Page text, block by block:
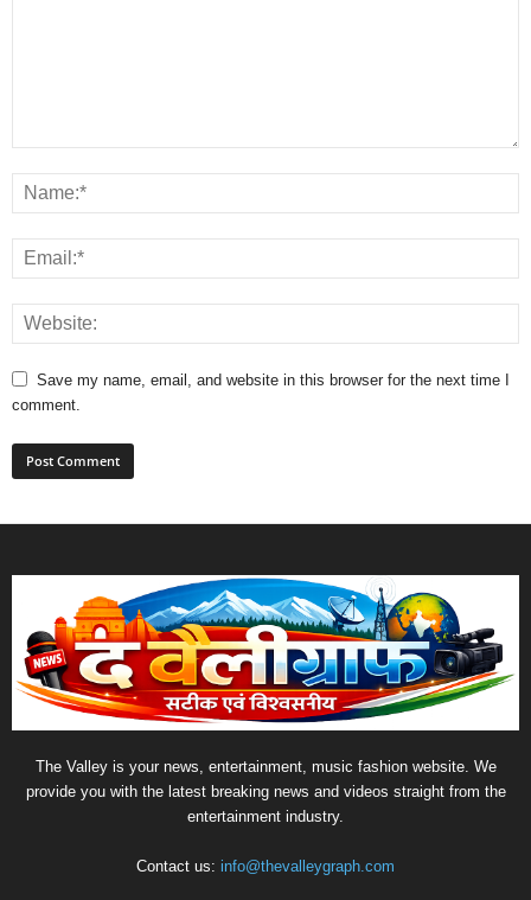
Save my name, email, and website in this browser for the next time I
comment.
The Valley is your news, entertainment, music fashion website. We
provide you with the latest breaking news and videos straight from the
entertainment industry.
Contact us: info@thevalleygraph.com